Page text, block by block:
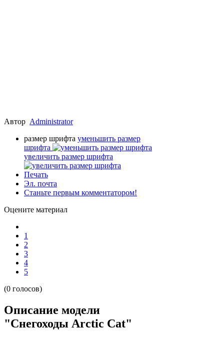
Автор Administrator
размер шрифта уменьшить размер
шрифта
увеличить размер шрифта
Печать
Эл. почта
Станьте первым комментатором!
Оцените материал
1
2
3
4
5
(0 голосов)
Описание модели
"Снегоходы Arctic Cat"